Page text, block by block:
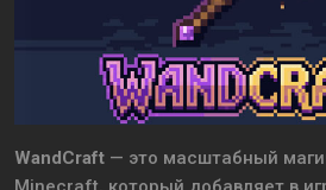
WandCraft — это масштабный